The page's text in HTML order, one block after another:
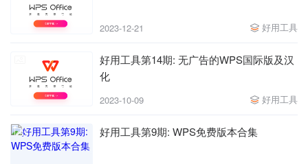
2023-12-21 好用工具
好用工具第14期: 无广告的WPS国际版及汉
化
2023-10-09 好用工具
好用工具第9期: WPS免费版本合集